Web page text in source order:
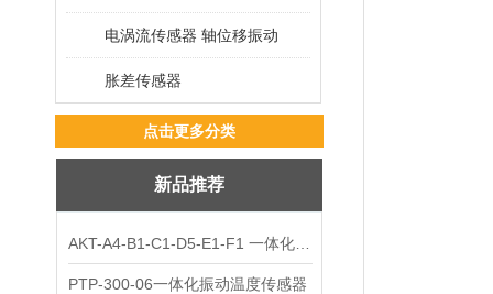
电涡流传感器 轴位移振动
胀差传感器
点击更多分类
新品推荐
PTP-300-06一体化振动温度传感器